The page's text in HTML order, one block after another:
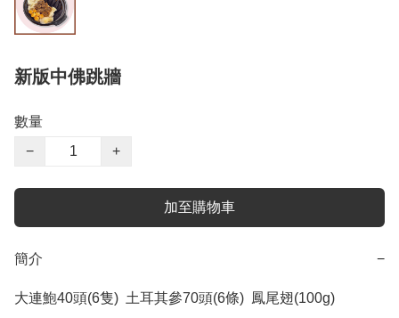
新版中佛跳牆
數量
−
+
加至購物車
簡介 −
大連鮑40頭(6隻)  土耳其參70頭(6條)  鳳尾翅(100g)